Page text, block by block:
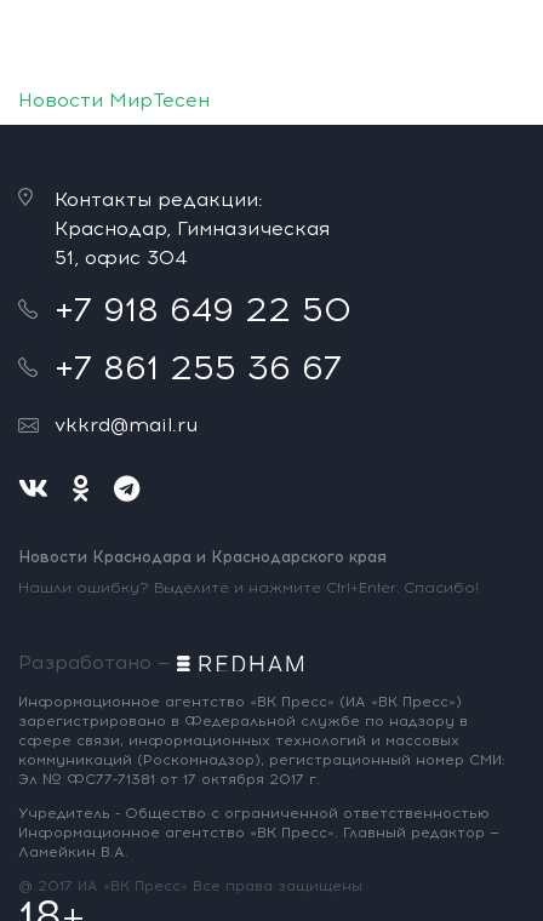
Новости МирТесен
Контакты редакции:
Краснодар, Гимназическая
51, офис 304
+7 918 649 22 50
+7 861 255 36 67
vkkrd@mail.ru
Новости Краснодара и Краснодарского края
Нашли ошибку? Выделите и нажмите Ctrl+Enter. Спасибо!
Разработано —
Информационное агентство «ВК Пресс» (ИА «ВК Пресс»)
зарегистрировано в Федеральной службе по надзору в
сфере связи, информационных технологий и массовых
коммуникаций (Роскомнадзор), регистрационный номер СМИ:
Эл № ФС77-71381 от 17 октября 2017 г.
Учредитель - Общество с ограниченной ответственностью
Информационное агентство «ВК Пресс». Главный редактор —
Ламейкин В.А.
@ 2017 ИА «ВК Пресс» Все права защищены